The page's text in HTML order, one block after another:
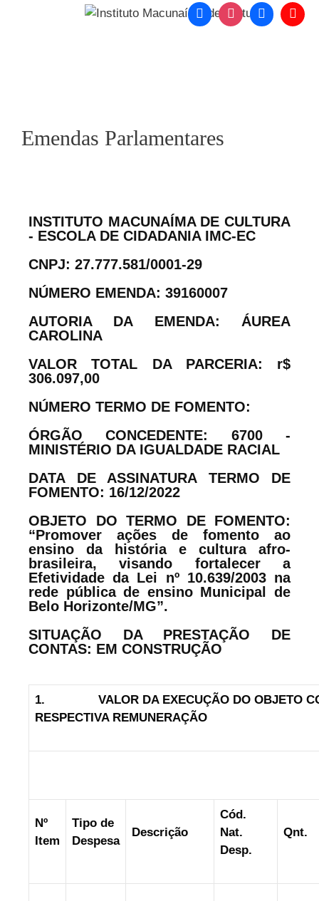
Emendas Parlamentares
INSTITUTO MACUNAÍMA DE CULTURA
- ESCOLA DE CIDADANIA IMC-EC
CNPJ: 27.777.581/0001-29
NÚMERO EMENDA: 39160007
AUTORIA DA EMENDA: ÁUREA
CAROLINA
VALOR TOTAL DA PARCERIA: r$
306.097,00
NÚMERO TERMO DE FOMENTO:
ÓRGÃO CONCEDENTE: 6700 -
MINISTÉRIO DA IGUALDADE RACIAL
DATA DE ASSINATURA TERMO DE
FOMENTO: 16/12/2022
OBJETO DO TERMO DE FOMENTO:
“Promover ações de fomento ao
ensino da história e cultura afro-
brasileira, visando fortalecer a
Efetividade da Lei nº 10.639/2003 na
rede pública de ensino Municipal de
Belo Horizonte/MG”.
SITUAÇÃO DA PRESTAÇÃO DE
CONTAS: EM CONSTRUÇÃO
1. VALOR DA EXECUÇÃO DO OBJETO
RESPECTIVA REMUNERAÇÃO
Nº
Item
Tipo de
Despesa
Descrição
Cód.
Nat.
Desp.
Qnt.